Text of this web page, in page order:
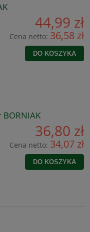
44,99 zł
Cena netto: 36,58 zł
DO KOSZYKA
36,80 zł
Cena netto: 34,07 zł
DO KOSZYKA